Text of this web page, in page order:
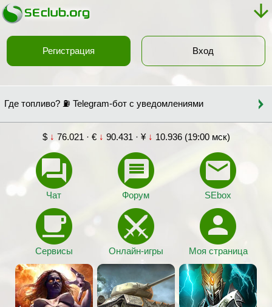
Регистрация Вход
Где топливо? ⛽ Telegram-бот с уведомлениями
$ ↓ 76.021 · € ↓ 90.431 · ¥ ↓ 10.936 (19:00 мск)
Чат Форум SEbox
Сервисы Онлайн-игры Моя страница